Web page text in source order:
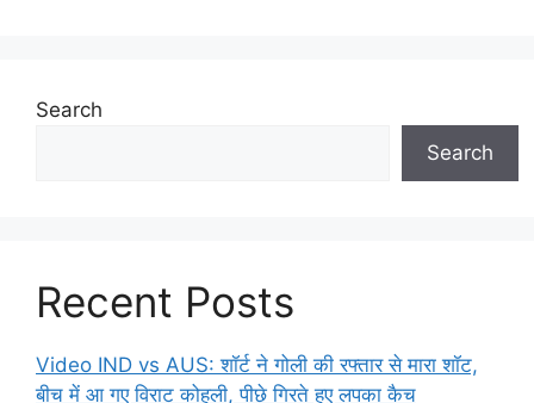
Search
Search
Recent Posts
Video IND vs AUS: शॉर्ट ने गोली की रफ्तार से मारा शॉट,
बीच में आ गए विराट कोहली, पीछे गिरते हुए लपका कैच